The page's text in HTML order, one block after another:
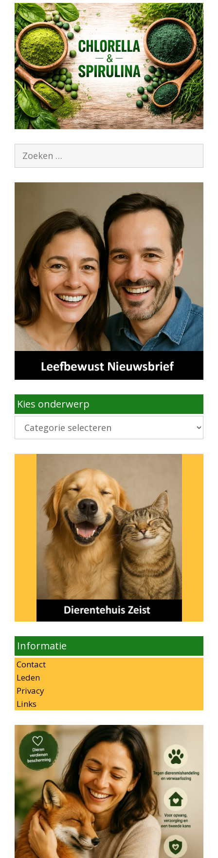
Zoek
Kies onderwerp
Kies
onderwerp
Informatie
Contact
Leden
Privacy
Links